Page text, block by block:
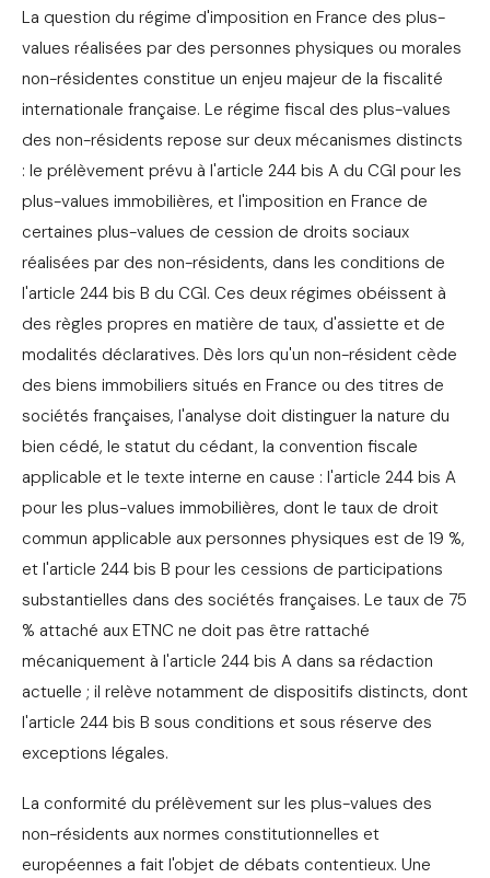
La question du régime d'imposition en France des plus-
values réalisées par des personnes physiques ou morales
non-résidentes constitue un enjeu majeur de la fiscalité
internationale française. Le régime fiscal des plus-values
des non-résidents repose sur deux mécanismes distincts
: le prélèvement prévu à l'article 244 bis A du CGI pour les
plus-values immobilières, et l'imposition en France de
certaines plus-values de cession de droits sociaux
réalisées par des non-résidents, dans les conditions de
l'article 244 bis B du CGI. Ces deux régimes obéissent à
des règles propres en matière de taux, d'assiette et de
modalités déclaratives. Dès lors qu'un non-résident cède
des biens immobiliers situés en France ou des titres de
sociétés françaises, l'analyse doit distinguer la nature du
bien cédé, le statut du cédant, la convention fiscale
applicable et le texte interne en cause : l'article 244 bis A
pour les plus-values immobilières, dont le taux de droit
commun applicable aux personnes physiques est de 19 %,
et l'article 244 bis B pour les cessions de participations
substantielles dans des sociétés françaises. Le taux de 75
% attaché aux ETNC ne doit pas être rattaché
mécaniquement à l'article 244 bis A dans sa rédaction
actuelle ; il relève notamment de dispositifs distincts, dont
l'article 244 bis B sous conditions et sous réserve des
exceptions légales.
La conformité du prélèvement sur les plus-values des
non-résidents aux normes constitutionnelles et
européennes a fait l'objet de débats contentieux. Une